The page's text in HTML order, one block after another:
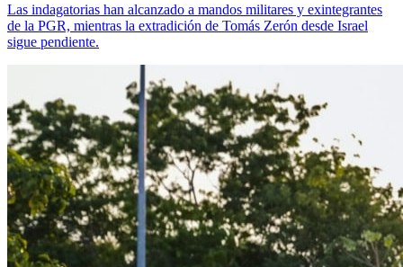
Las indagatorias han alcanzado a mandos militares y exintegrantes
de la PGR, mientras la extradición de Tomás Zerón desde Israel
sigue pendiente.